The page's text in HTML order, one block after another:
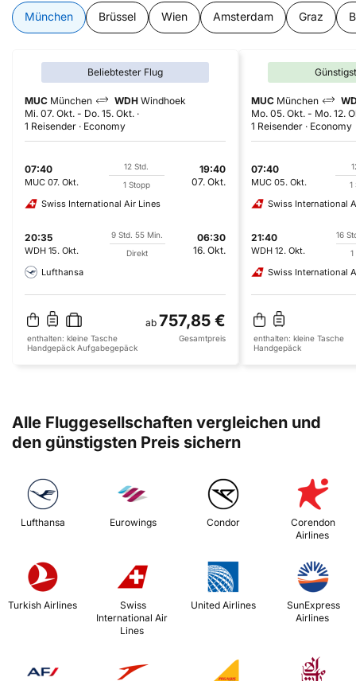
München Brüssel Wien Amsterdam Graz
Beliebtester Flug
MUC München WDH Windhoek
Mi. 07. Okt. - Do. 15. Okt.
1 Reisender
Economy
07:40
MUC 07. Okt.
12 Std.
1 Stopp
19:40
07. Okt.
Swiss International Air Lines
20:35
WDH 15. Okt.
9 Std. 55 Min.
Direkt
06:30
16. Okt.
Lufthansa
ab 757,85 €
enthalten: kleine Tasche
Handgepäck Aufgabegepäck
Gesamtpreis
MUC München
Mo. 05. Okt. - Mo. 12.
1 Reisender
Economy
07:40
MUC 05. Okt.
1
Swiss International
21:40
WDH 12. Okt.
16
1
Swiss International
enthalten: kleine Tasche
Handgepäck
Alle Fluggesellschaften vergleichen und
den günstigsten Preis sichern
Lufthansa Eurowings Condor
Corendon
Airlines
Turkish Airlines
International Air
Lines
United Airlines
Airlines